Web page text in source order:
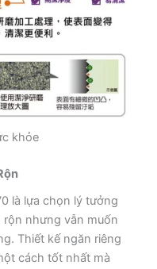
khỏe
là lựa chọn lý tưởng
nhưng vẫn muốn
Thiết kế ngăn riêng
cách tốt nhất mà